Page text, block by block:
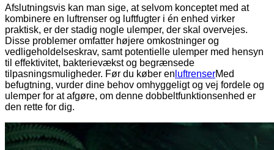
Afslutningsvis kan man sige, at selvom konceptet med at
kombinere en luftrenser og luftfugter i én enhed virker
praktisk, er der stadig nogle ulemper, der skal overvejes.
Disse problemer omfatter højere omkostninger og
vedligeholdelseskrav, samt potentielle ulemper med hensyn
til effektivitet, bakterievækst og begrænsede
tilpasningsmuligheder. Før du køber en luftrenserMed
befugtning, vurder dine behov omhyggeligt og vej fordele og
ulemper for at afgøre, om denne dobbeltfunktionsenhed er
den rette for dig.